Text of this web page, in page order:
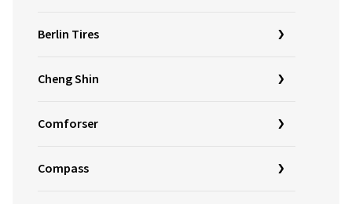
Berlin Tires
Cheng Shin
Comforser
Compass